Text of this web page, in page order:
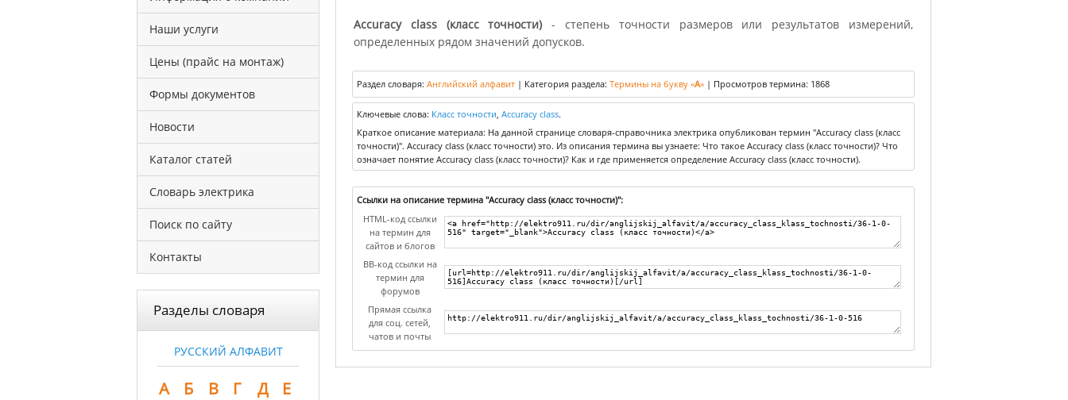
Наши услуги
Цены (прайс на монтаж)
Формы документов
Новости
Каталог статей
Словарь электрика
Поиск по сайту
Контакты
Разделы словаря
РУССКИЙ АЛФАВИТ
А Б В Г Д
Е
Accuracy class (класс точности) - степень точности размеров или результатов измерений,
определенных рядом значений допусков.
Раздел словаря: Английский алфавит | Категория раздела: Термины на букву «A» | Просмотров термина: 1868
Ключевые слова: Класс точности, Accuracy class.
Краткое описание материала: На данной странице словаря-справочника электрика опубликован термин "Accuracy class (класс
точности)". Accuracy class (класс точности) это. Из описания термина вы узнаете: Что такое Accuracy class (класс точности)? Что
означает понятие Accuracy class (класс точности)? Как и где применяется определение Accuracy class (класс точности).
Ссылки на описание термина "Accuracy class (класс точности)":
HTML-код ссылки
на термин для
сайтов и блогов
BB-код ссылки на
термин для
форумов
Прямая ссылка
для соц. сетей,
чатов и почты